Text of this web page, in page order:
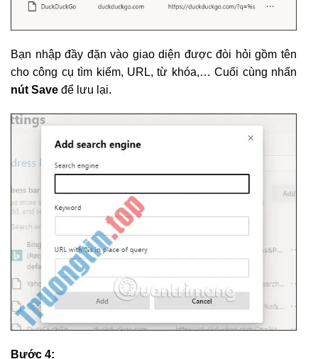
Bạn nhập đầy đặn vào giao diện được đòi hỏi gồm tên
cho công cụ tìm kiếm, URL, từ khóa,… Cuối cùng nhấn
nút Save để lưu lại.
Bước 4: